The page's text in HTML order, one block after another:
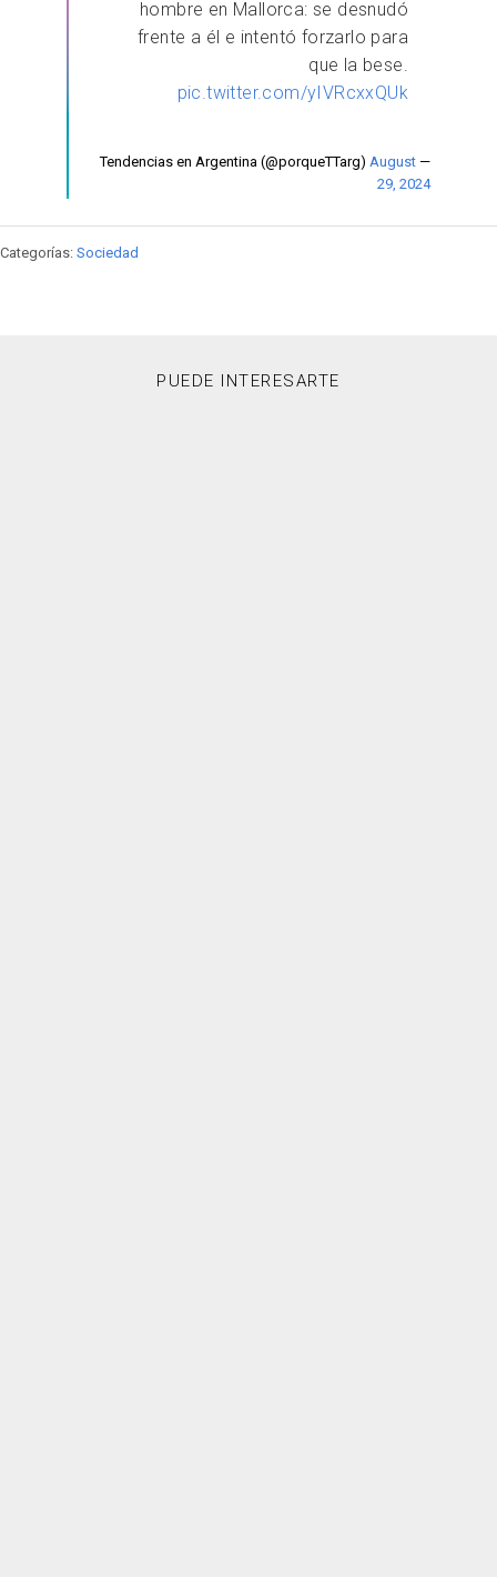
hombre en Mallorca: se desnudó
frente a él e intentó forzarlo para
que la bese.
pic.twitter.com/yIVRcxxQUk
— Tendencias en Argentina (@porqueTTarg)
August
29, 2024
Categorías: Sociedad
PUEDE INTERESARTE